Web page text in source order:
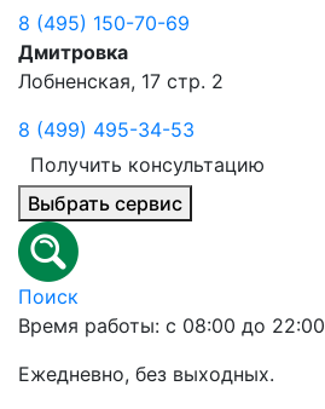
8 (495) 150-70-69
Дмитровка
Лобненская, 17 стр. 2
8 (499) 495-34-53
Получить консультацию
Выбрать сервис
Поиск
Время работы: с 08:00 до 22:00
Ежедневно, без выходных.